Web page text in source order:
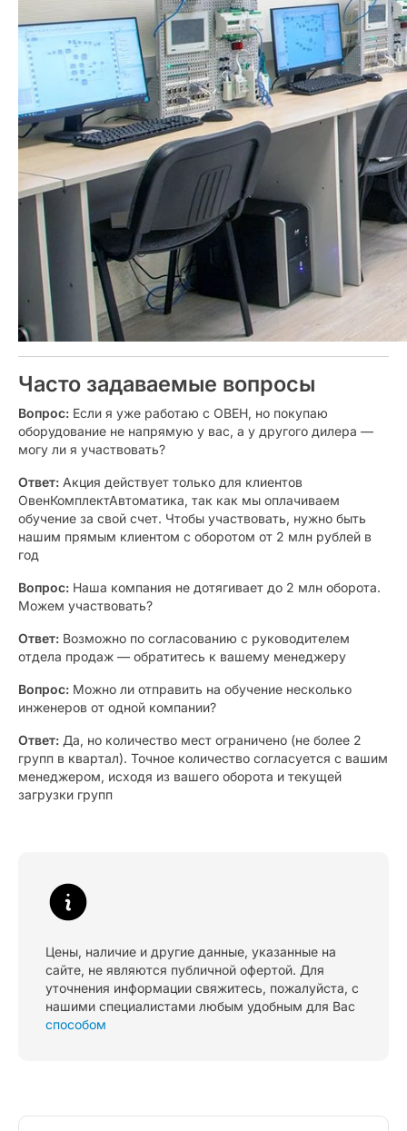
Часто задаваемые вопросы
Вопрос: Если я уже работаю с ОВЕН, но покупаю
оборудование не напрямую у вас, а у другого дилера —
могу ли я участвовать?
Ответ: Акция действует только для клиентов
ОвенКомплектАвтоматика, так как мы оплачиваем
обучение за свой счет. Чтобы участвовать, нужно быть
нашим прямым клиентом с оборотом от 2 млн рублей в
год
Вопрос: Наша компания не дотягивает до 2 млн оборота.
Можем участвовать?
Ответ: Возможно по согласованию с руководителем
отдела продаж — обратитесь к вашему менеджеру
Вопрос: Можно ли отправить на обучение несколько
инженеров от одной компании?
Ответ: Да, но количество мест ограничено (не более 2
групп в квартал). Точное количество согласуется с вашим
менеджером, исходя из вашего оборота и текущей
загрузки групп
Цены, наличие и другие данные, указанные на
сайте, не являются публичной офертой. Для
уточнения информации свяжитесь, пожалуйста, с
нашими специалистами любым удобным для Вас
способом